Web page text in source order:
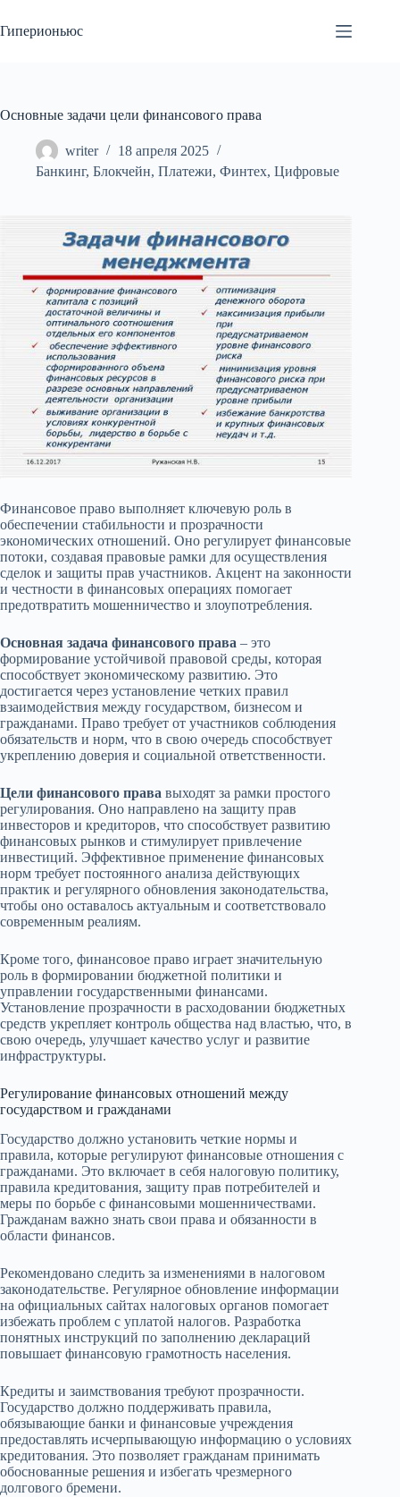
к
сути
Гиперионьюс
Основные задачи цели финансового права
writer
18 апреля 2025
Банкинг, Блокчейн, Платежи, Финтех, Цифровые
Финансовое право выполняет ключевую роль в
обеспечении стабильности и прозрачности
экономических отношений. Оно регулирует финансовые
потоки, создавая правовые рамки для осуществления
сделок и защиты прав участников. Акцент на законности
и честности в финансовых операциях помогает
предотвратить мошенничество и злоупотребления.
Основная задача финансового права – это
формирование устойчивой правовой среды, которая
способствует экономическому развитию. Это
достигается через установление четких правил
взаимодействия между государством, бизнесом и
гражданами. Право требует от участников соблюдения
обязательств и норм, что в свою очередь способствует
укреплению доверия и социальной ответственности.
Цели финансового права выходят за рамки простого
регулирования. Оно направлено на защиту прав
инвесторов и кредиторов, что способствует развитию
финансовых рынков и стимулирует привлечение
инвестиций. Эффективное применение финансовых
норм требует постоянного анализа действующих
практик и регулярного обновления законодательства,
чтобы оно оставалось актуальным и соответствовало
современным реалиям.
Кроме того, финансовое право играет значительную
роль в формировании бюджетной политики и
управлении государственными финансами.
Установление прозрачности в расходовании бюджетных
средств укрепляет контроль общества над властью, что, в
свою очередь, улучшает качество услуг и развитие
инфраструктуры.
Регулирование финансовых отношений между
государством и гражданами
Государство должно установить четкие нормы и
правила, которые регулируют финансовые отношения с
гражданами. Это включает в себя налоговую политику,
правила кредитования, защиту прав потребителей и
меры по борьбе с финансовыми мошенничествами.
Гражданам важно знать свои права и обязанности в
области финансов.
Рекомендовано следить за изменениями в налоговом
законодательстве. Регулярное обновление информации
на официальных сайтах налоговых органов помогает
избежать проблем с уплатой налогов. Разработка
понятных инструкций по заполнению деклараций
повышает финансовую грамотность населения.
Кредиты и заимствования требуют прозрачности.
Государство должно поддерживать правила,
обязывающие банки и финансовые учреждения
предоставлять исчерпывающую информацию о условиях
кредитования. Это позволяет гражданам принимать
обоснованные решения и избегать чрезмерного
долгового бремени.